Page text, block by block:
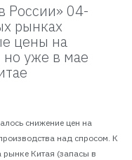
России» 04-
рынках
цены на
уже в мае
снижение цен на
над спросом. К
рынке Китая (запасы в